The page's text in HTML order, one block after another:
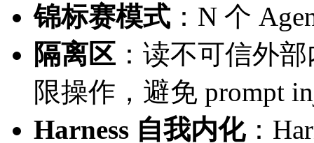
锦标赛模式：N 个
隔离区 ：读不可信外
限操作，避免 prompt
Harness 自我内化：